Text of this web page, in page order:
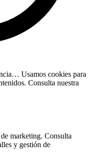
Usamos cookies para
Consulta nuestra
marketing. Consulta
y gestión de